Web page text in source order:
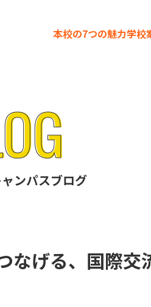
本校の7つの魅力学校
ンパスブログ
なげる、国際交